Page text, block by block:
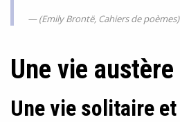
(Emily Brontë, Cahiers de poèmes)
Une vie
Une vie solitaire